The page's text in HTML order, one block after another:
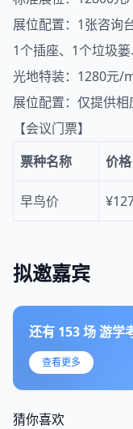
展位配置：1张咨询
1个插座、1个垃圾
光地特装：1280元/
展位配置：仅提供
【会议门票】
票种名称
价格
早鸟价
拟邀嘉宾
还有 153场游学
查看更多
猜你喜欢